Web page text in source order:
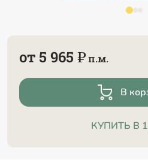
от 5 965 ₽п.м.
В
КУПИТЬ В